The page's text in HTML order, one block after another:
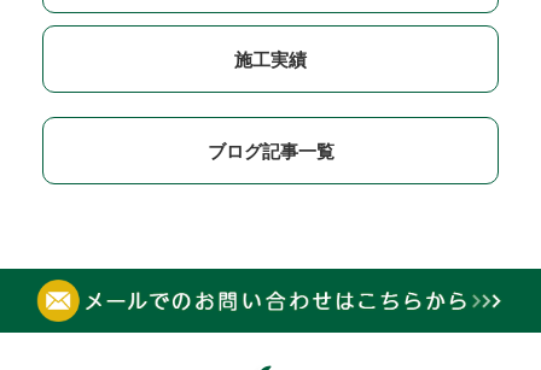
施工実績
ブログ記事一覧